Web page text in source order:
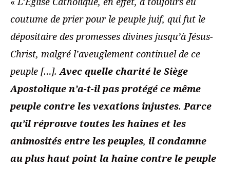
coutume de prier pour le peuple juif, qui fut le
dépositaire des promesses divines jusqu’à Jésus-
Christ, malgré l’aveuglement continuel de ce
peuple […].Avec quelle charité le Siège
Apostolique n’a-t-il pas protégé ce même
peuple contre les vexations injustes.Parce
qu’il réprouve toutes les haines et les
animosités entre les peuples, il condamne
au plus haut point la haine contre le peuple